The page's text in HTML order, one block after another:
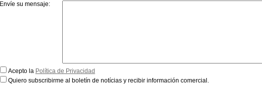
Envíe su mensaje:
Acepto la Política de Privacidad
Quiero subscribirme al boletín de notícias y recibir información comercial.